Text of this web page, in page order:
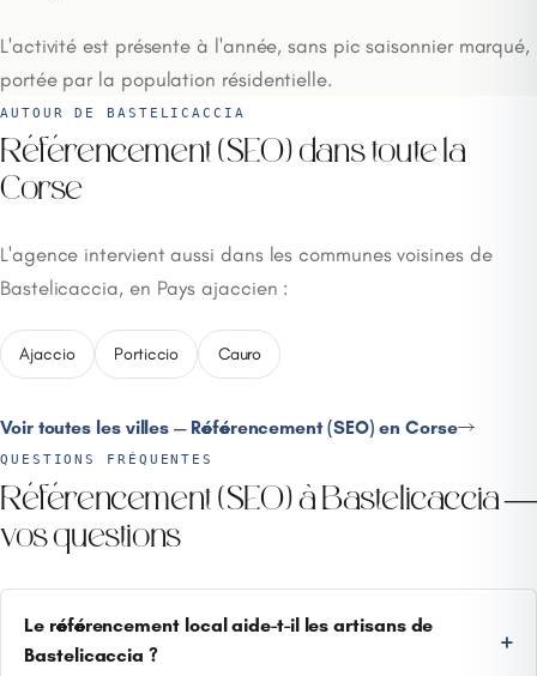
L'activité est présente à l'année, sans pic saisonnier marqué,
portée par la population résidentielle.
AUTOUR DE BASTELICACCIA
Référencement (SEO) dans toute la
Corse
L'agence intervient aussi dans les communes voisines de
Bastelicaccia, en Pays ajaccien :
Ajaccio Porticcio Cauro
Voir toutes les villes — Référencement (SEO) en Corse
QUESTIONS FRÉQUENTES
Référencement (SEO) à Bastelicaccia —
vos questions
Le référencement local aide-t-il les artisans de
Bastelicaccia ?